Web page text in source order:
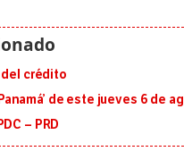
del crédito
de este jueves 6 de
– PRD